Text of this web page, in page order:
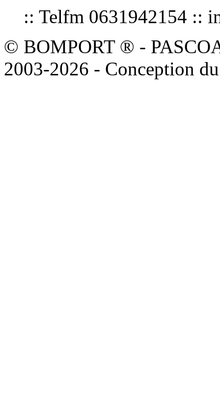
:: Telfm 0631942154 ::
© BOMPORT ® -
2003-2026 - Conception